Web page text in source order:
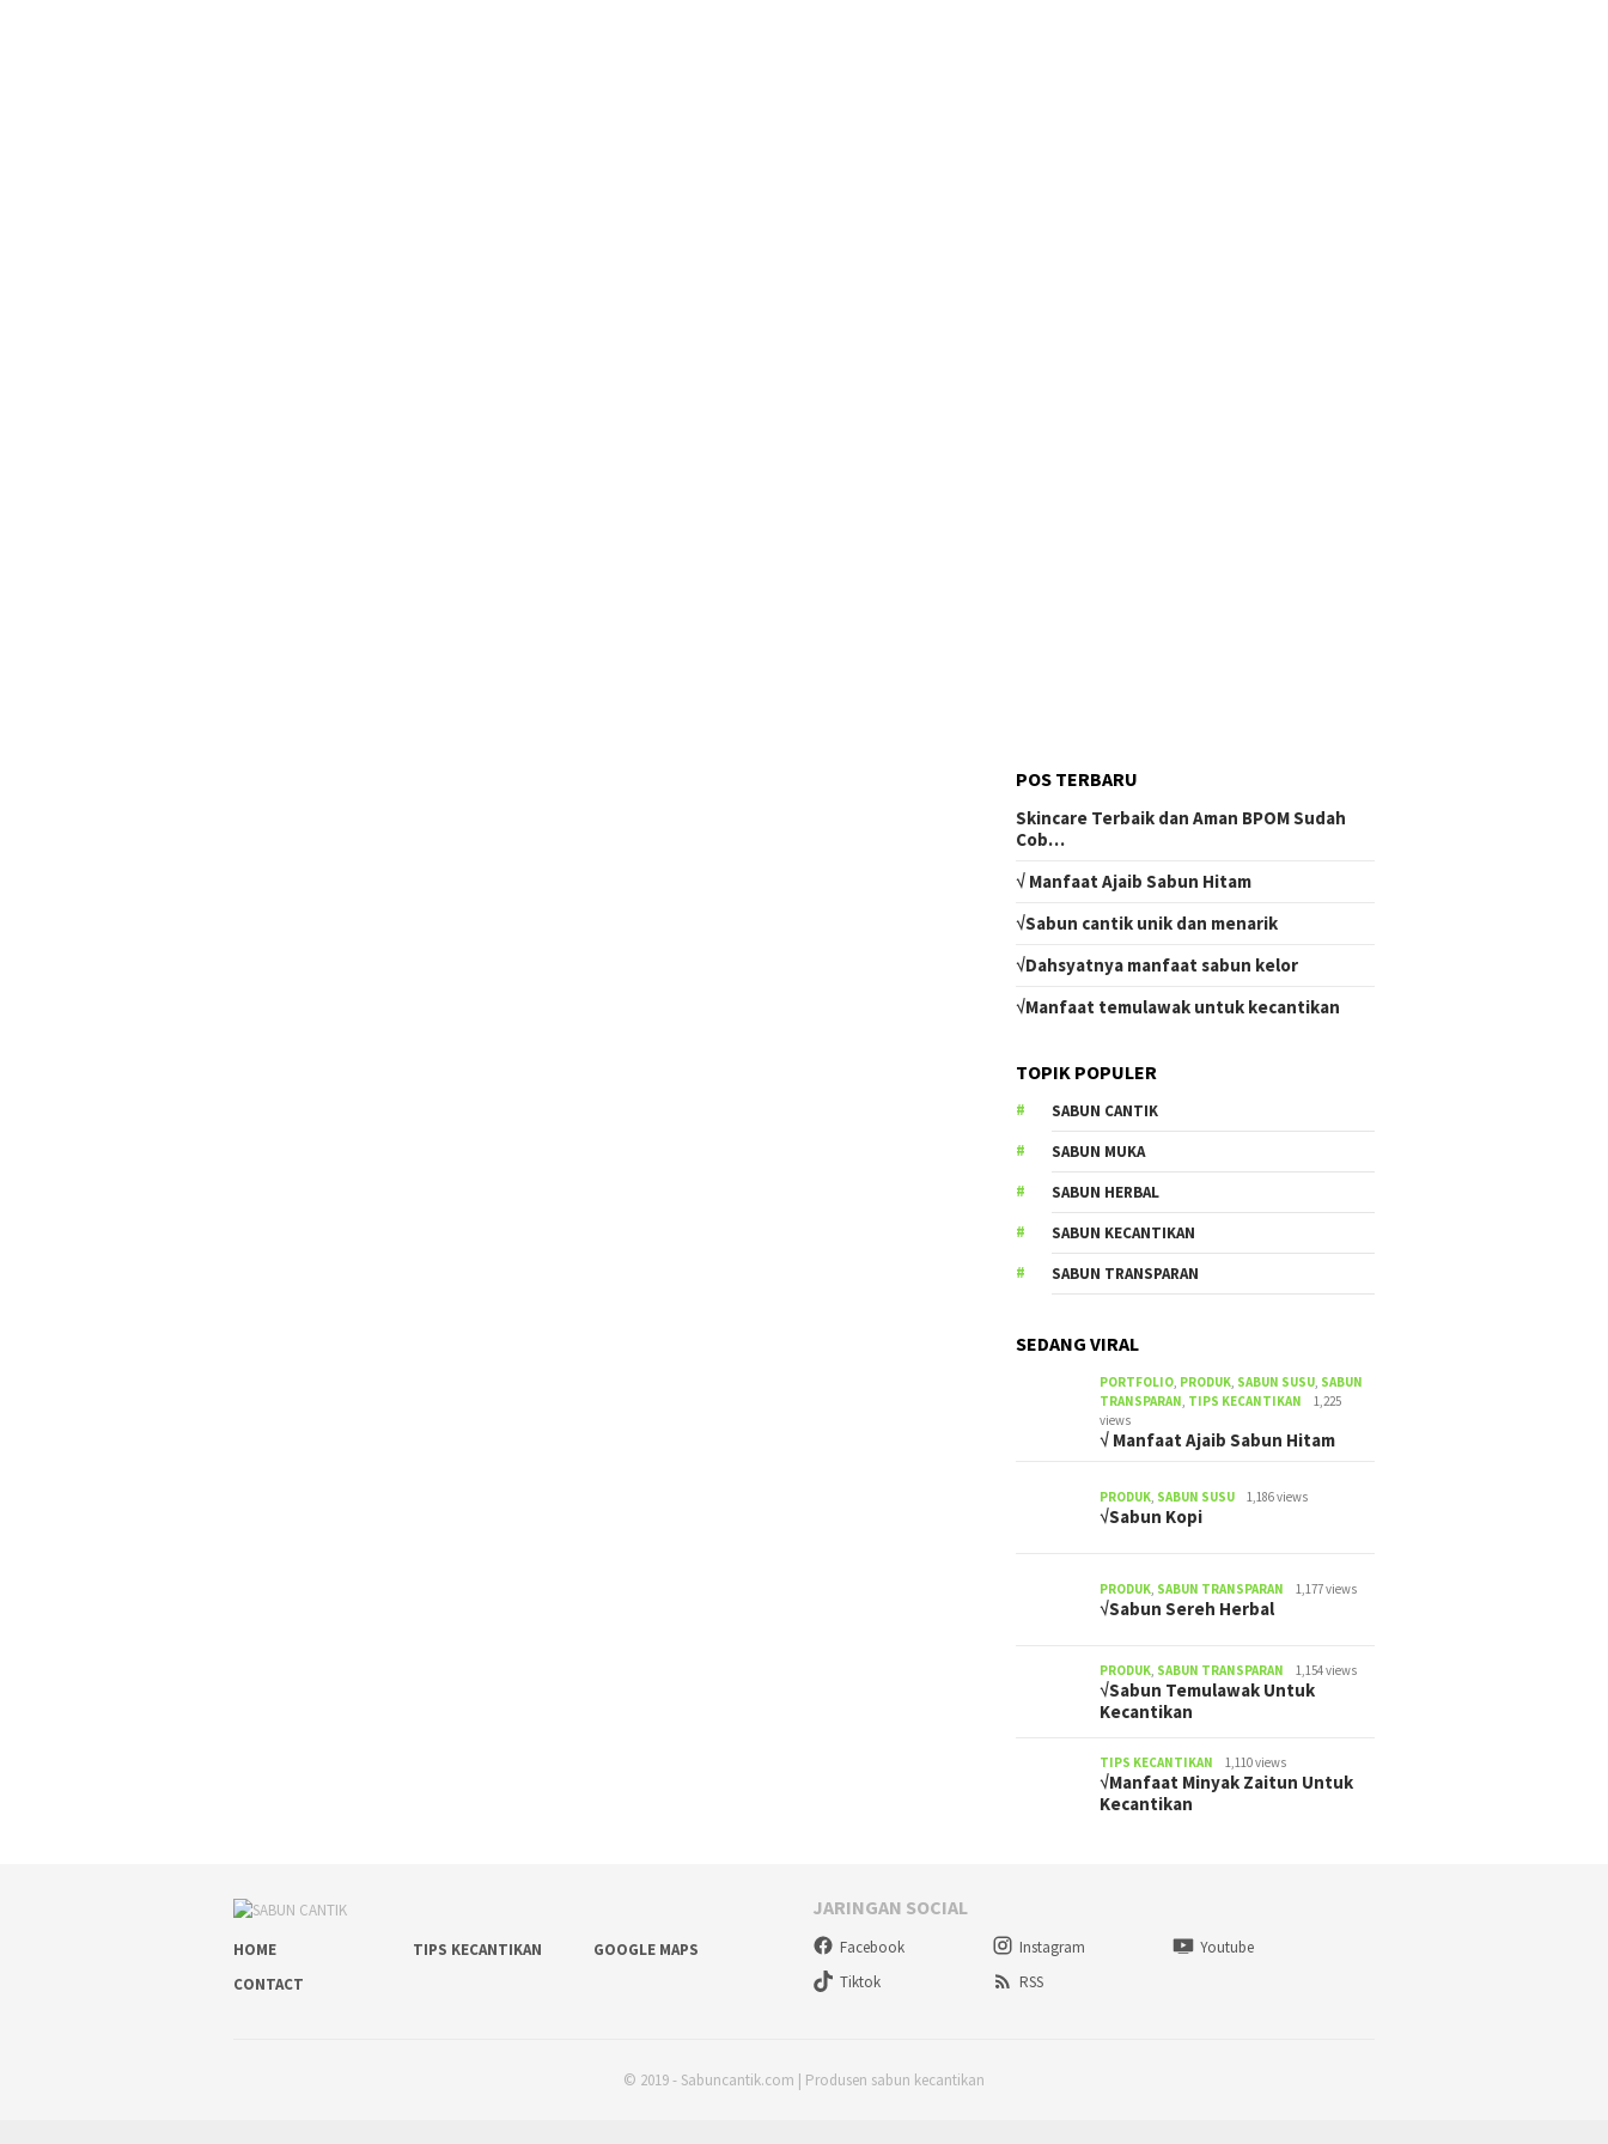
POS TERBARU
Skincare Terbaik dan Aman BPOM Sudah
Cob…
√ Manfaat Ajaib Sabun Hitam
√Sabun cantik unik dan menarik
√Dahsyatnya manfaat sabun kelor
√Manfaat temulawak untuk kecantikan
TOPIK POPULER
SABUN CANTIK
SABUN MUKA
SABUN HERBAL
SABUN KECANTIKAN
SABUN TRANSPARAN
SEDANG VIRAL
PORTFOLIO, PRODUK, SABUN SUSU, SABUN
TRANSPARAN, TIPS KECANTIKAN
1,225
views
√ Manfaat Ajaib Sabun Hitam
PRODUK, SABUN SUSU 1,186 views
√Sabun Kopi
PRODUK, SABUN TRANSPARAN 1,177 views
√Sabun Sereh Herbal
PRODUK, SABUN TRANSPARAN 1,154 views
√Sabun Temulawak Untuk
Kecantikan
TIPS KECANTIKAN 1,110 views
√Manfaat Minyak Zaitun Untuk
Kecantikan
HOME TIPS KECANTIKAN
GOOGLE MAPS
CONTACT
JARINGAN SOCIAL
Facebook Instagram
Youtube
Tiktok
RSS
© 2019 - Sabuncantik.com | Produsen sabun kecantikan